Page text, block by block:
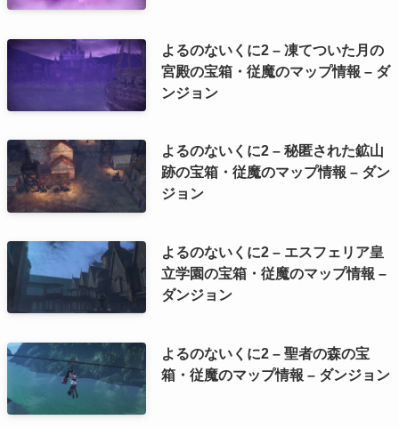
よるのないくに2 – 凍てついた月の
宮殿の宝箱・従魔のマップ情報 – ダ
ンジョン
よるのないくに2 – 秘匿された鉱山
跡の宝箱・従魔のマップ情報 – ダン
ジョン
よるのないくに2 – エスフェリア皇
立学園の宝箱・従魔のマップ情報 –
ダンジョン
よるのないくに2 – 聖者の森の宝
箱・従魔のマップ情報 – ダンジョン